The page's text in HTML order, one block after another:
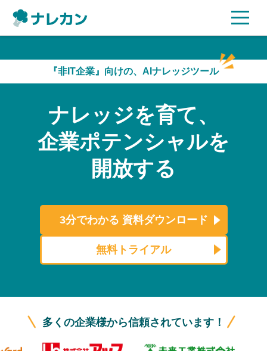
AI機能
ご利用企業様の声
セキュリティ
よくある質問
資料ダウンロード
ログイン
『非IT企業』向けの、AIナレッジツール
ナレッジを育て、
企業ポテンシャルを
開放する
3分でわかる 資料ダウンロード
無料トライアル
多くの企業様から信頼されています！